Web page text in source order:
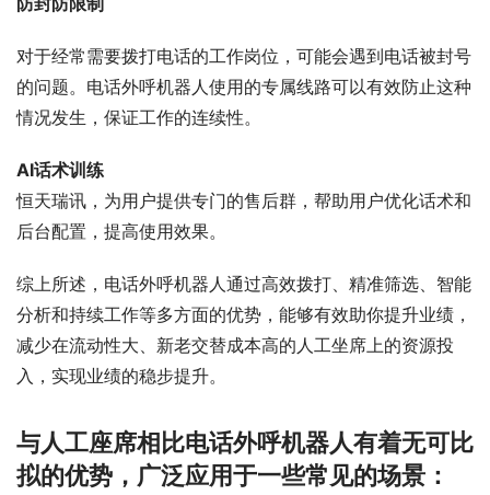
对于经常需要拨打电话的工作岗位，可能会遇到电话被封号
的问题。电话外呼机器人使用的专属线路可以有效防止这种
情况发生，保证工作的连续性。
AI话术训练
恒天瑞讯，为用户提供专门的售后群，帮助用户优化话术和
后台配置，提高使用效果。
综上所述，电话外呼机器人通过高效拨打、精准筛选、智能
分析和持续工作等多方面的优势，能够有效助你提升业绩，
减少在流动性大、新老交替成本高的人工坐席上的资源投
入，实现业绩的稳步提升。
与人工座席相比电话外呼机器人有着无可比
拟的优势，广泛应用于一些常见的场景：